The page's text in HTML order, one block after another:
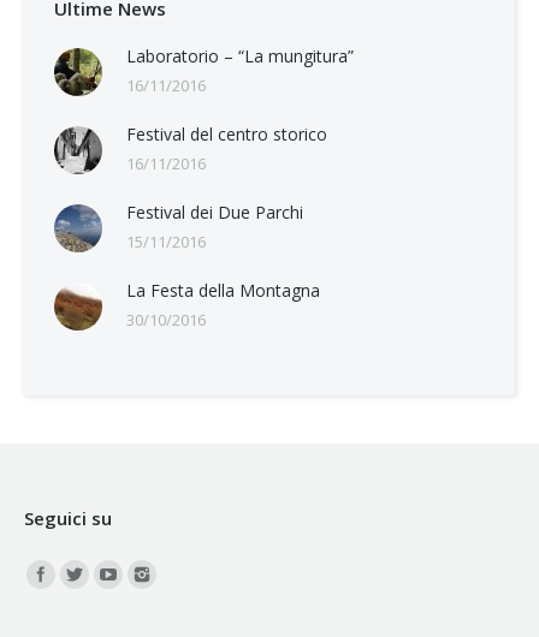
Ultime News
Laboratorio – “La mungitura”
16/11/2016
Festival del centro storico
16/11/2016
Festival dei Due Parchi
15/11/2016
La Festa della Montagna
30/10/2016
Seguici su
Find us on: